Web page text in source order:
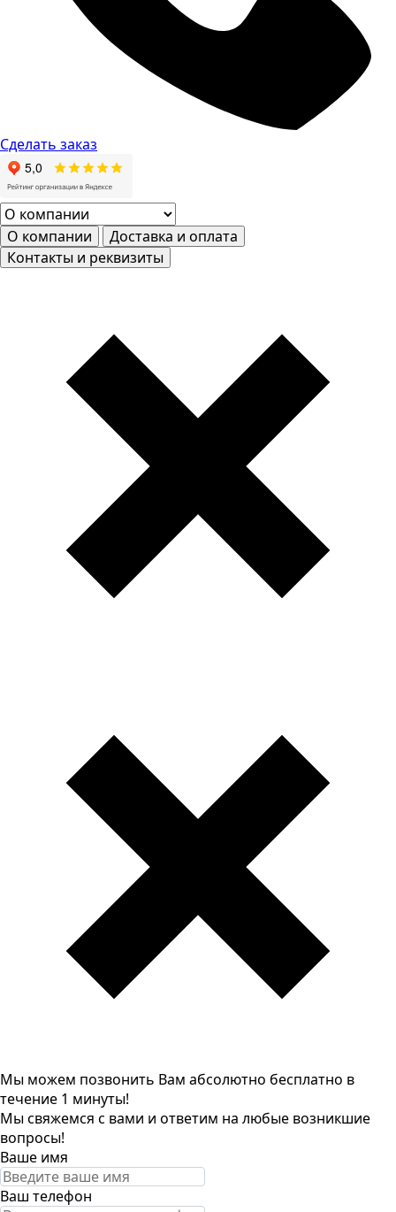
Сделать заказ
О компании
Доставка и оплата
Контакты и реквизиты
Мы можем позвонить Вам абсолютно бесплатно в
течение 1 минуты!
Мы свяжемся с вами и ответим на любые возникшие
вопросы!
Ваше имя
Ваш телефон